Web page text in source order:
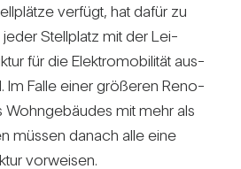
ver­fügt, hat dafür zu
Stell­platz mit der Lei­
für die Elek­tro­mo­bi­lität aus­
Im Falle einer grö­ßeren Reno­
Wohn­ge­bäudes mit mehr als
müssen danach alle eine
vor­weisen.